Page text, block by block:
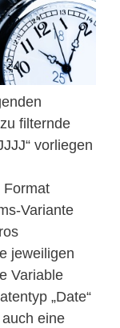
filternde
vorliegen
Format
Variante
jeweiligen
Variable
„Date“
eine